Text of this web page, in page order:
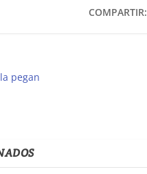
COMPARTIR:
pegan